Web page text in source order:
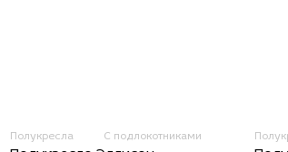
Полукресла С подлокотниками